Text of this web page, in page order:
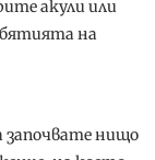
акули или
на
започвате нищо